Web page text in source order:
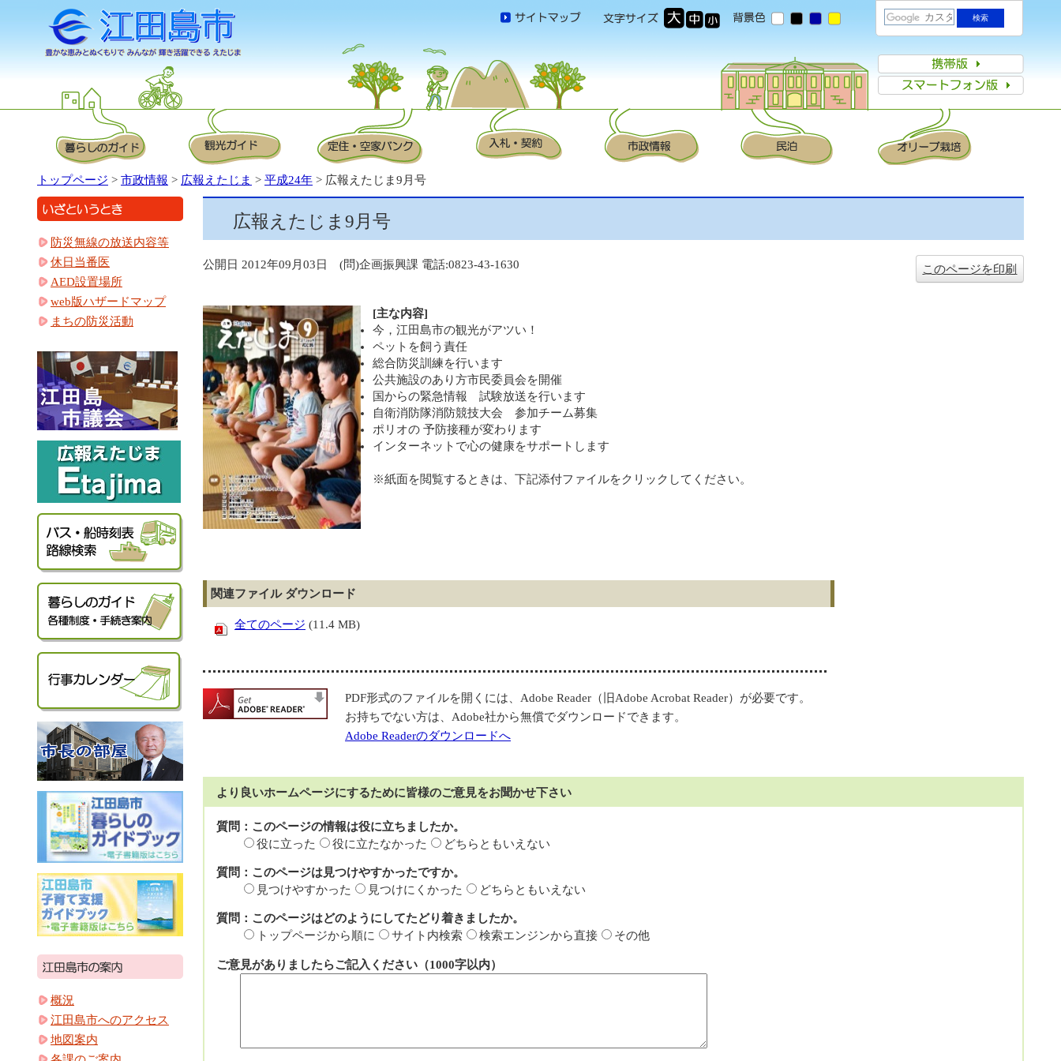
トップページ > 市政情報 > 広報えたじま > 平成24年 > 広報えたじま9月号
広報えたじま9月号
このページを印刷
公開日 2012年09月03日 (問)企画振興課 電話:0823-43-1630
[主な内容]
今，江田島市の観光がアツい！
ペットを飼う責任
総合防災訓練を行います
公共施設のあり方市民委員会を開催
国からの緊急情報 試験放送を行います
自衛消防隊消防競技大会 参加チーム募集
ポリオの 予防接種が変わります
インターネットで心の健康をサポートします
※紙面を閲覧するときは、下記添付ファイルをクリックしてください。
関連ファイル ダウンロード
全てのページ (11.4 MB)
PDF形式のファイルを開くには、Adobe Reader（旧Adobe Acrobat Reader）が必要です。
お持ちでない方は、Adobe社から無償でダウンロードできます。
Adobe Readerのダウンロードへ
より良いホームページにするために皆様のご意見をお聞かせ下さい
質問：このページの情報は役に立ちましたか。
役に立った
役に立たなかった どちらともいえない
質問：このページは見つけやすかったですか。
見つけやすかった
見つけにくかった どちらともいえない
質問：このページはどのようにしてたどり着きましたか。
トップページから順に
サイト内検索 検索エンジンから直接 その他
ご意見がありましたらご記入ください（1000字以内）
防災無線の放送内容等
休日当番医
AED設置場所
web版ハザードマップ
まちの防災活動
概況
江田島市へのアクセス
地図案内